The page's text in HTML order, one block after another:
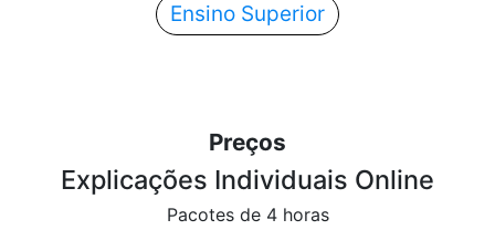
Ensino Superior
Preços
Explicações Individuais Online
Pacotes de 4 horas